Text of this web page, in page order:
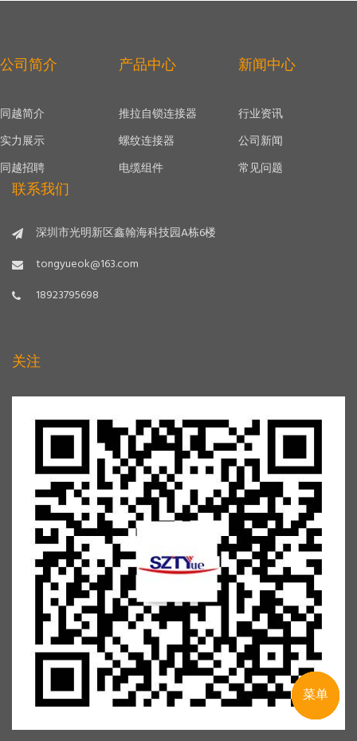
公司简介
同越简介
实力展示
同越招聘
产品中心
推拉自锁连接器
螺纹连接器
电缆组件
新闻中心
行业资讯
公司新闻
常见问题
联系我们
深圳市光明新区鑫翰海科技园A栋6楼
tongyueok@163.com
18923795698
关注